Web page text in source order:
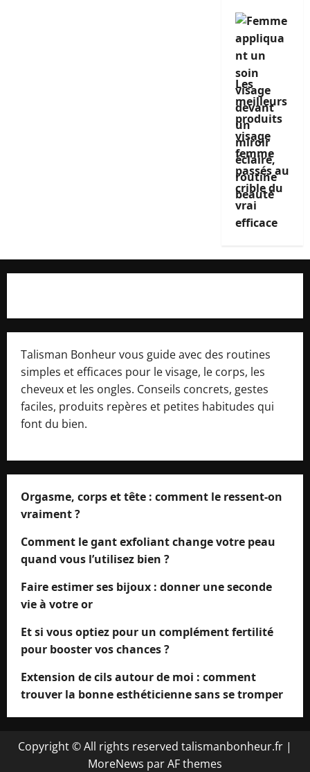
Les
meilleurs
produits
visage
femme
passés au
crible du
vrai
efficace
Talisman Bonheur vous guide avec des routines
simples et efficaces pour le visage, le corps, les
cheveux et les ongles. Conseils concrets, gestes
faciles, produits repères et petites habitudes qui
font du bien.
Orgasme, corps et tête : comment le ressent-on
vraiment ?
Comment le gant exfoliant change votre peau
quand vous l’utilisez bien ?
Faire estimer ses bijoux : donner une seconde
vie à votre or
Et si vous optiez pour un complément fertilité
pour booster vos chances ?
Extension de cils autour de moi : comment
trouver la bonne esthéticienne sans se tromper
Copyright © All rights reserved talismanbonheur.fr |
MoreNews par AF themes